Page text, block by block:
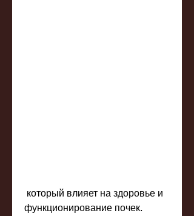
функционирование почек.